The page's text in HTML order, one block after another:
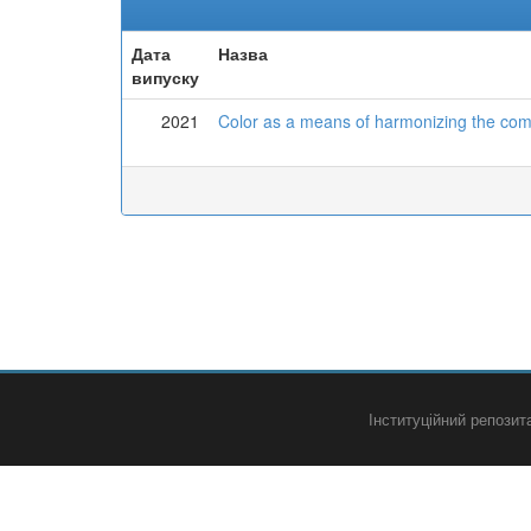
Дата
випуску
Назва
2021 Color as a means of harmonizing the
Інституційний